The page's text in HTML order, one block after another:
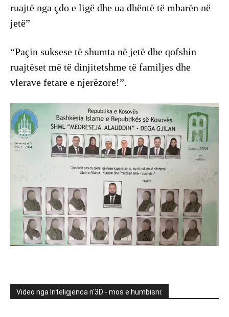
ruajtë nga çdo e ligë dhe ua dhëntë të mbarën në
jetë”
“Paçin suksese të shumta në jetë dhe qofshin
ruajtëset më të dinjitetshme të familjes dhe
vlerave fetare e njerëzore!”.
Video nga Inteligjenca n'3D - mos e humbisni: